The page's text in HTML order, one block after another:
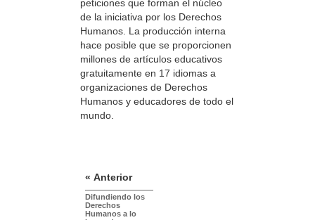
peticiones que forman el núcleo
de la iniciativa por los Derechos
Humanos. La producción interna
hace posible que se proporcionen
millones de artículos educativos
gratuitamente en 17 idiomas a
organizaciones de Derechos
Humanos y educadores de todo el
mundo.
« Anterior
Difundiendo los
Derechos
Humanos a lo